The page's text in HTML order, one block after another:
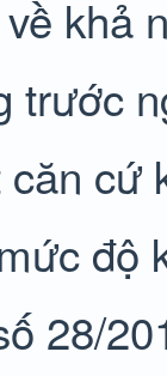
khả
trước
cứ
độ
28/